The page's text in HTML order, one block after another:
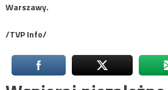
Warszawy.
/TVP Info/